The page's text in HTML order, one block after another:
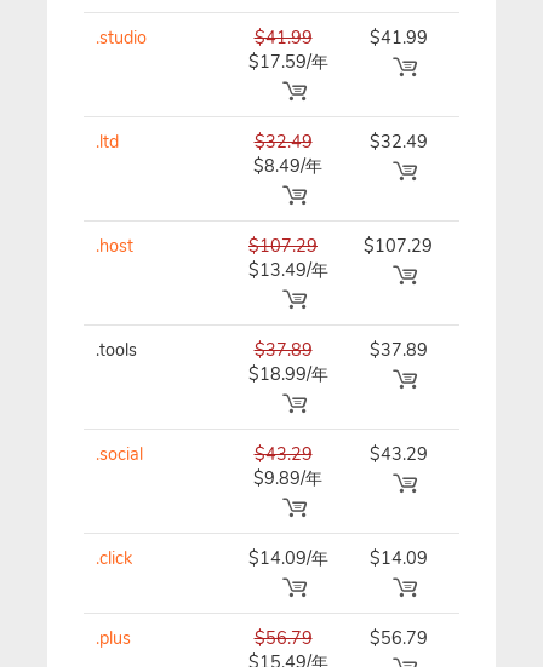
.studio
$41.99
$17.59/年
$41.99
.ltd
$32.49
$8.49/年
$32.49
.host
$107.29
$13.49/年
$107.29
.tools
$37.89
$18.99/年
$37.89
.social
$43.29
$9.89/年
$43.29
.click $14.09/年 $14.09
.plus
$56.79
$15.49/年
$56.79